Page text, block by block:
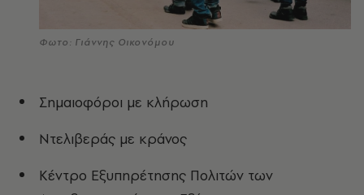
Φωτο: Γιάννης Οικονόμου
Σημαιοφόροι με κλήρωση
Ντελιβεράς με κράνος
Κέντρο Εξυπηρέτησης Πολιτών των